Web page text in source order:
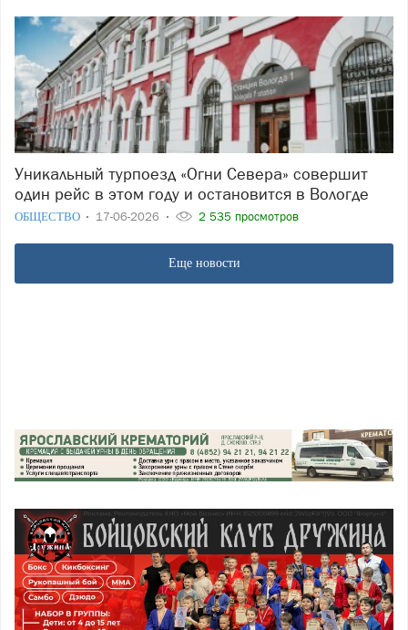
Уникальный турпоезд «Огни Севера» совершит
один рейс в этом году и остановится в Вологде
ОБЩЕСТВО 17-06-2026 2 535 просмотров
Еще новости